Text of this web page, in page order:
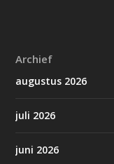
Archief
augustus 2026
juli 2026
juni 2026